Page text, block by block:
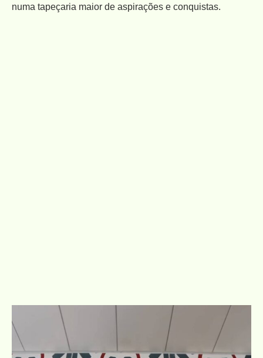
numa tapeçaria maior de aspirações e conquistas.